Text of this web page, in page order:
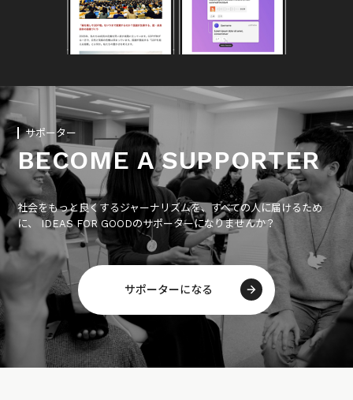
サポーター
BECOME A SUPPORTER
社会をもっと良くするジャーナリズムを、すべての人に届けるため
に、 IDEAS FOR GOODのサポーターになりませんか？
サポーターになる